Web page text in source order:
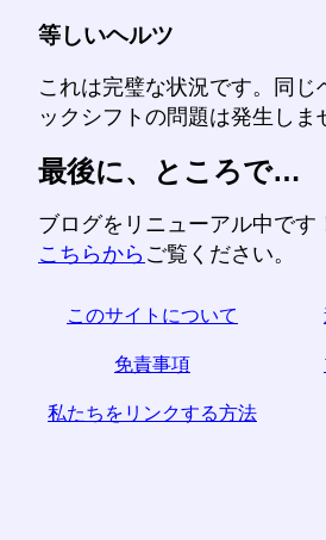
等しいヘルツ
これは完璧な状況です。同じ
ックシフトの問題は発生しま
最後に、ところで…
ブログをリニューアル中です
こちらから ご覧ください。
このサイトについて
免責事項
私たちをリンクする方法